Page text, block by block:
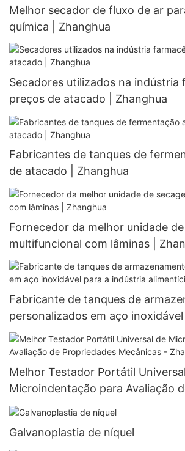
Melhor secador de fluxo de ar
química | Zhanghua
Secadores utilizados na indústria
preços de atacado | Zhanghua
Fabricantes de tanques de
de atacado | Zhanghua
Fornecedor da melhor unidade
multifuncional com lâminas |
Fabricante de tanques de
personalizados em aço
indústria alimentícia | Zhanghua
Melhor Testador Portátil
Microindentação para Avaliação
Mecânicas - Zhanghua Dryer
Galvanoplastia de níquel